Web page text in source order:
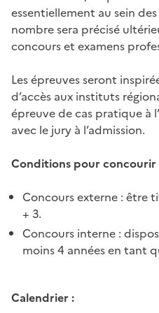
essentiellement au sein
nombre sera précisé
concours et examens
Les épreuves seront
d’accès aux instituts
épreuve de cas pratique à
avec le jury à l’admission.
Conditions pour concourir
Concours externe : être
+ 3.
Concours interne :
moins 4 années en tant
Calendrier :